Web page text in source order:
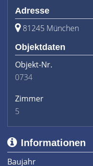
Adresse
81245 München
Objektdaten
Objekt-Nr.
0734
Zimmer
5
Informationen
Baujahr